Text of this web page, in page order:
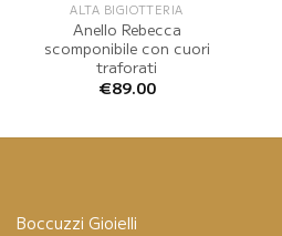
ALTA BIGIOTTERIA
Anello Rebecca
scomponibile con cuori
traforati
€89.00
Boccuzzi Gioielli